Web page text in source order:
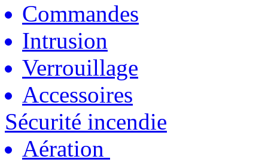
Commandes
Intrusion
Verrouillage
Accessoires
Sécurité incendie
Aération